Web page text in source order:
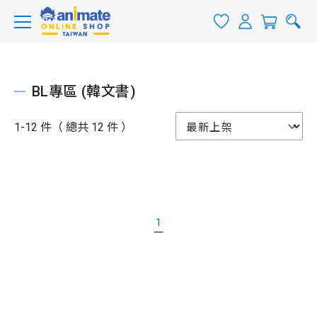
BL專區 (韓文書)
1-12 件（ 總共 12 件 ）
1